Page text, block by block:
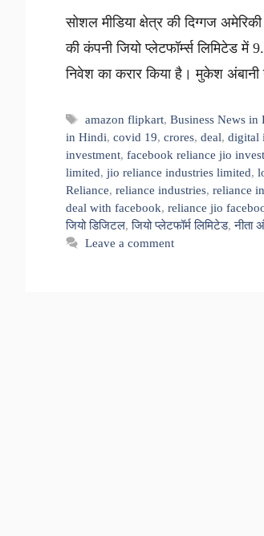
सोशल मीडिया क्षेत्र की दिग्गज
की कंपनी जियो प्लेटफॉर्म्स लिमिटेड में
निवेश का करार किया है। मुकेश
Tags
amazon flipkart,Business News in
in Hindi, covid 19, crores, deal, digital
investment, facebook reliance jio
limited, jio reliance industries limited,
Reliance, reliance industries, reliance
deal with facebook, reliance jio
जियो डिजिटल,जियो प्लेटफॉर्म लिमिटेड,नीता
Leave a comment